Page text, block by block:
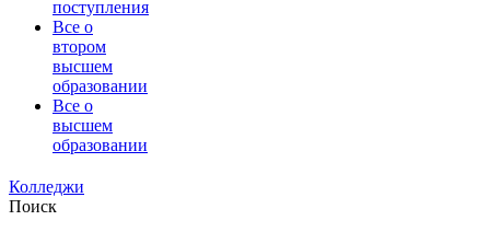
поступления
Все о
втором
высшем
образовании
Все о
высшем
образовании
Колледжи
Поиск